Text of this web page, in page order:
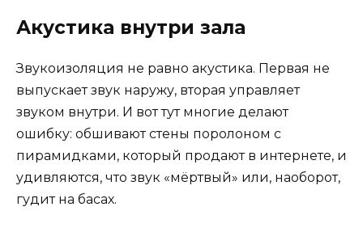
Акустика внутри зала
Звукоизоляция не равно акустика. Первая не
выпускает звук наружу, вторая управляет
звуком внутри. И вот тут многие делают
ошибку: обшивают стены поролоном с
пирамидками, который продают в интернете, и
удивляются, что звук «мёртвый» или, наоборот,
гудит на басах.